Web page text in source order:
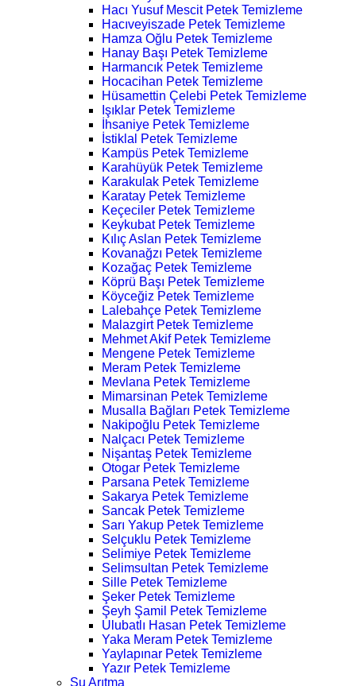
Hacı Yusuf Mescit Petek Temizleme
Hacıveyiszade Petek Temizleme
Hamza Oğlu Petek Temizleme
Hanay Başı Petek Temizleme
Harmancık Petek Temizleme
Hocacihan Petek Temizleme
Hüsamettin Çelebi Petek Temizleme
Işıklar Petek Temizleme
İhsaniye Petek Temizleme
İstiklal Petek Temizleme
Kampüs Petek Temizleme
Karahüyük Petek Temizleme
Karakulak Petek Temizleme
Karatay Petek Temizleme
Keçeciler Petek Temizleme
Keykubat Petek Temizleme
Kılıç Aslan Petek Temizleme
Kovanağzı Petek Temizleme
Kozağaç Petek Temizleme
Köprü Başı Petek Temizleme
Köyceğiz Petek Temizleme
Lalebahçe Petek Temizleme
Malazgirt Petek Temizleme
Mehmet Akif Petek Temizleme
Mengene Petek Temizleme
Meram Petek Temizleme
Mevlana Petek Temizleme
Mimarsinan Petek Temizleme
Musalla Bağları Petek Temizleme
Nakipoğlu Petek Temizleme
Nalçacı Petek Temizleme
Nişantaş Petek Temizleme
Otogar Petek Temizleme
Parsana Petek Temizleme
Sakarya Petek Temizleme
Sancak Petek Temizleme
Sarı Yakup Petek Temizleme
Selçuklu Petek Temizleme
Selimiye Petek Temizleme
Selimsultan Petek Temizleme
Sille Petek Temizleme
Şeker Petek Temizleme
Şeyh Şamil Petek Temizleme
Ulubatlı Hasan Petek Temizleme
Yaka Meram Petek Temizleme
Yaylapınar Petek Temizleme
Yazır Petek Temizleme
Su Arıtma